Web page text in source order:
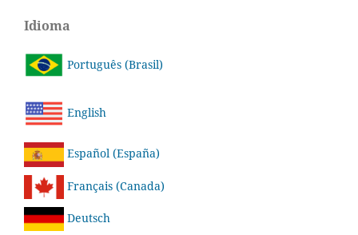
Idioma
Português (Brasil)
English
Español (España)
Français (Canada)
Deutsch